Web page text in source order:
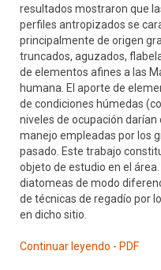
resultados mostraron que
perfiles antropizados se
principalmente de origen
truncados, aguzados,
de elementos afines a las
humana. El aporte de
de condiciones húmedas
niveles de ocupación
manejo empleadas por los
pasado. Este trabajo
objeto de estudio en el
diatomeas de modo
de técnicas de regadío por
en dicho sitio.
Continuar leyendo - PDF